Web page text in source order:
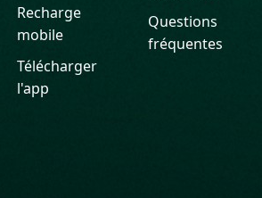
Recharge
mobile
Télécharger
l'app
Questions
fréquentes